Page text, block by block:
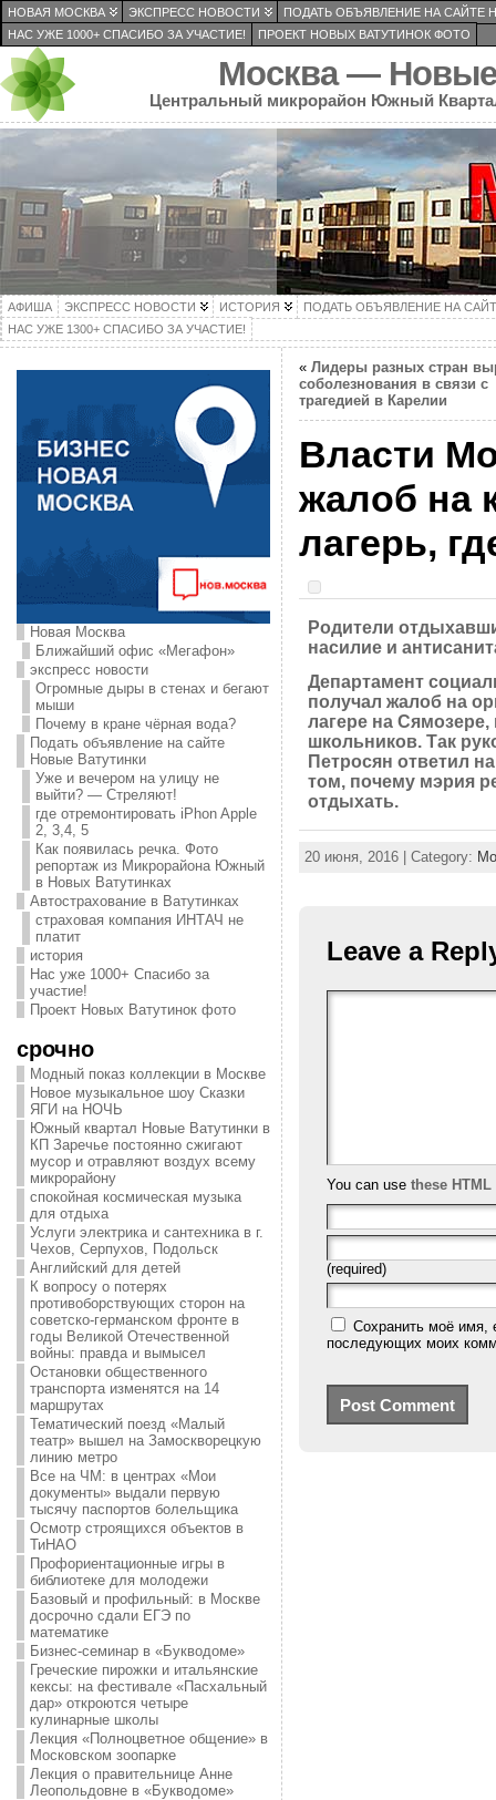
НОВАЯ МОСКВА ЭКСПРЕСС НОВОСТИ
ПОДАТЬ ОБЪЯВЛЕНИЕ НА САЙТЕ
НАС УЖЕ 1000+ СПАСИБО ЗА УЧАСТИЕ!
ПРОЕКТ НОВЫХ ВАТУТИНОК ФОТО
Москва — Новые
Центральный микрорайон Южный
АФИША ЭКСПРЕСС НОВОСТИ ИСТОРИЯ
ПОДАТЬ ОБЪЯВЛЕНИЕ НА
НАС УЖЕ 1300+ СПАСИБО ЗА УЧАСТИЕ!
Новая Москва
Ближайший офис «Мегафон»
экспресс новости
Огромные дыры в стенах и бегают
мыши
Почему в кране чёрная вода?
Подать объявление на сайте
Новые Ватутинки
Уже и вечером на улицу не
выйти? — Стреляют!
где отремонтировать iPhon Apple
2, 3,4, 5
Как появилась речка. Фото
репортаж из Микрорайона Южный
в Новых Ватутинках
Автострахование в Ватутинках
страховая компания ИНТАЧ не
платит
история
Нас уже 1000+ Спасибо за
участие!
Проект Новых Ватутинок фото
срочно
Модный показ коллекции в Москве
Новое музыкальное шоу Сказки
ЯГИ на НОЧЬ
Южный квартал Новые Ватутинки в
КП Заречье постоянно сжигают
мусор и отравляют воздух всему
микрорайону
спокойная космическая музыка
для отдыха
Услуги электрика и сантехника в г.
Чехов, Серпухов, Подольск
Английский для детей
К вопросу о потерях
противоборствующих сторон на
советско-германском фронте в
годы Великой Отечественной
войны: правда и вымысел
Остановки общественного
транспорта изменятся на 14
маршрутах
Тематический поезд «Малый
театр» вышел на Замоскворецкую
линию метро
Все на ЧМ: в центрах «Мои
документы» выдали первую
тысячу паспортов болельщика
Осмотр строящихся объектов в
ТиНАО
Профориентационные игры в
библиотеке для молодежи
Базовый и профильный: в Москве
досрочно сдали ЕГЭ по
математике
Бизнес-семинар в «Букводоме»
Греческие пирожки и итальянские
кексы: на фестивале «Пасхальный
дар» откроются четыре
кулинарные школы
Лекция «Полноцветное общение» в
Московском зоопарке
Лекция о правительнице Анне
Леопольдовне в «Букводоме»
« Лидеры разных стран
соболезнования в связи с
трагедией в Карелии
Власти
жалоб на
лагерь,
Родители
насилие и
Департамент
получал жалоб на
лагере на
школьников. Так
Петросян ответил
том, почему мэрия
отдыхать.
20 июня, 2016 | Category:
Leave a
You can use these HTML
(required)
Сохранить моё имя,
последующих моих